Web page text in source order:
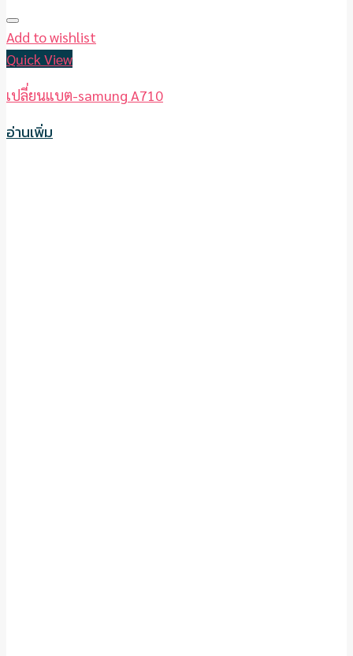
Add to wishlist
Quick View
เปลี่ยนแบต-samung A710
อ่านเพิ่ม